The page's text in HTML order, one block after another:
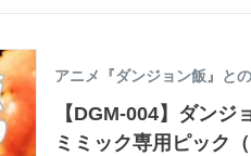
アニメ『ダンジョン飯』と
【DGM-004】ダンジ
ミミック専用ピック